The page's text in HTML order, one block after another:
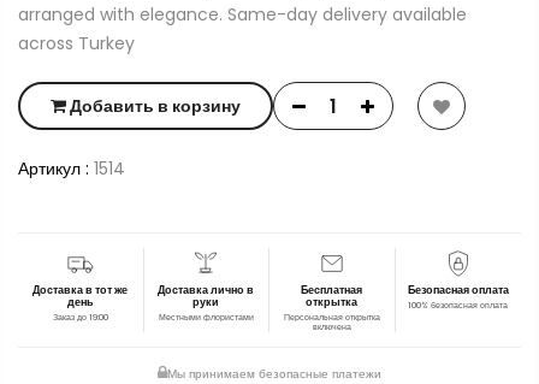
arranged with elegance. Same-day delivery available
across Turkey
Добавить в корзину
Артикул : 1514
Доставка в тот же
день
Заказ до 19:00
Доставка лично в
руки
Местными флористами
Бесплатная
открытка
Персональная открытка
включена
Безопасная оплата
100% безопасная оплата
Мы принимаем безопасные платежи